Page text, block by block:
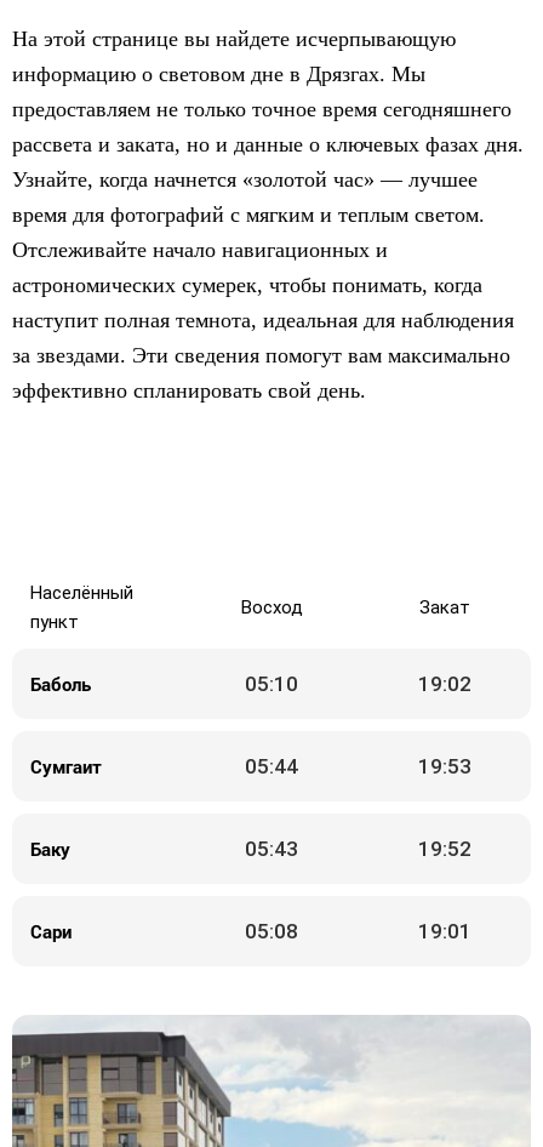
На этой странице вы найдете исчерпывающую
информацию о световом дне в Дрязгах. Мы
предоставляем не только точное время сегодняшнего
рассвета и заката, но и данные о ключевых фазах дня.
Узнайте, когда начнется «золотой час» — лучшее
время для фотографий с мягким и теплым светом.
Отслеживайте начало навигационных и
астрономических сумерек, чтобы понимать, когда
наступит полная темнота, идеальная для наблюдения
за звездами. Эти сведения помогут вам максимально
эффективно спланировать свой день.
Населённый
пункт
Восход Закат
Баболь 05:10 19:02
Сумгаит 05:44 19:53
Баку 05:43 19:52
Сари 05:08 19:01